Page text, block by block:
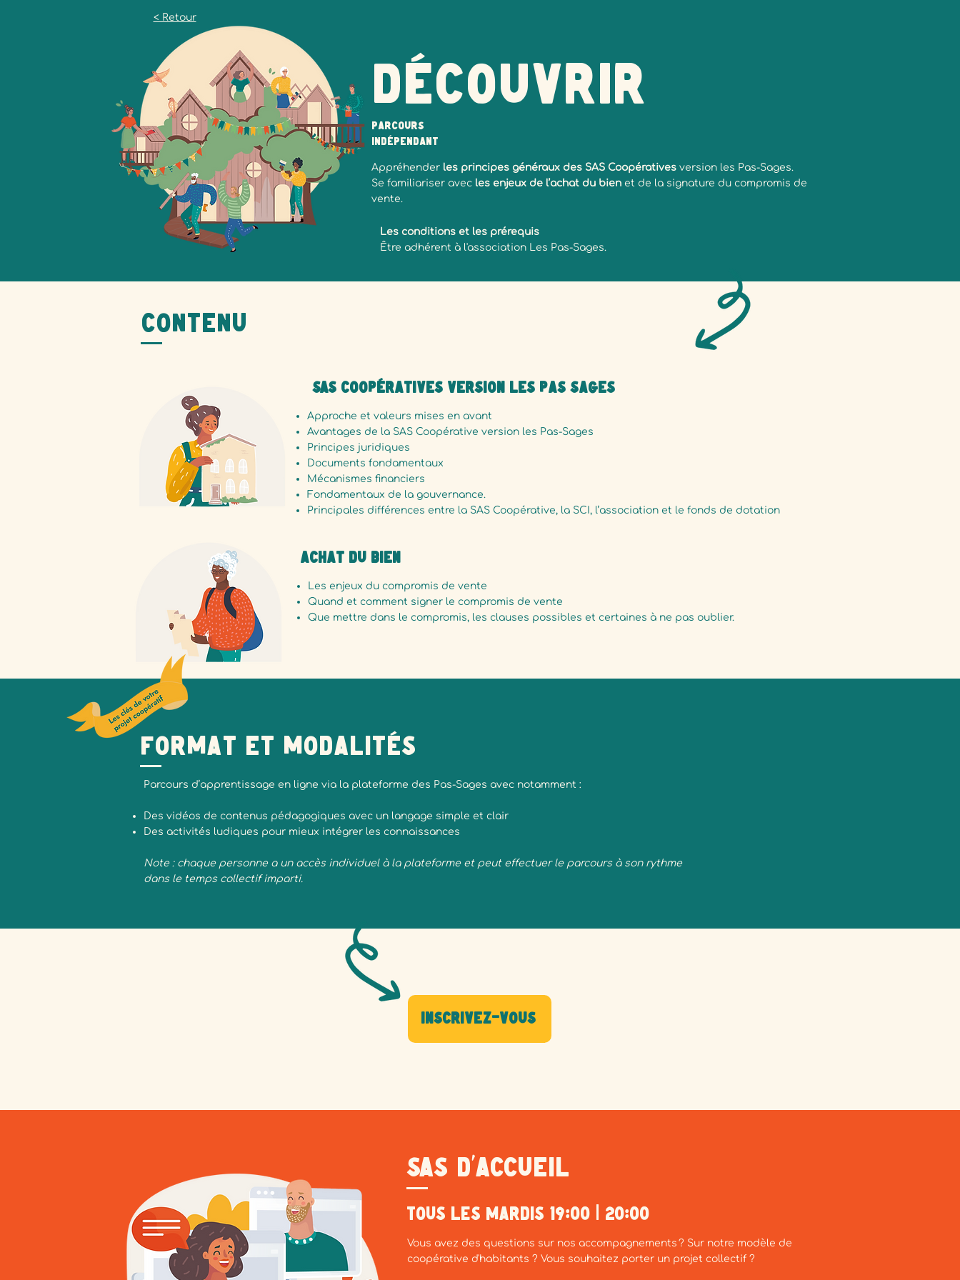
< Retour
Découvrir
Parcours
indépendant
Appréhender les principes généraux des SAS Coopératives version les Pas-Sages.
Se familiariser avec les enjeux de l’achat du bien et de la signature du compromis de
vente.
Les conditions et les prérequis
Être adhérent à l'association Les Pas-Sages.
Contenu
SAS Coopératives version les Pas Sages​
Approche et valeurs mises en avant
Avantages de la SAS Coopérative version les Pas-Sages
Principes juridiques
Documents fondamentaux
Mécanismes financiers
Fondamentaux de la gouvernance.
Principales différences entre la SAS Coopérative, la SCI, l’association et le fonds de dotation
Achat du bien
Les enjeux du compromis de vente
Quand et comment signer le compromis de vente
Que mettre dans le compromis, les clauses possibles et certaines à ne pas oublier.
Format et modalités
Parcours d’apprentissage en ligne via la plateforme des Pas-Sages avec notamment :
Des vidéos de contenus pédagogiques avec un langage simple et clair
Des activités ludiques pour mieux intégrer les connaissances
Note : chaque personne a un accès individuel à la plateforme et peut effectuer le parcours à son rythme
dans le temps collectif imparti.
Inscrivez-vous
SAS D'ACCUEIL
Tous les mardis 19:00 | 20:00
Vous avez des questions sur nos accompagnements ? Sur notre modèle de
coopérative d'habitants ? Vous souhaitez porter un projet collectif ?